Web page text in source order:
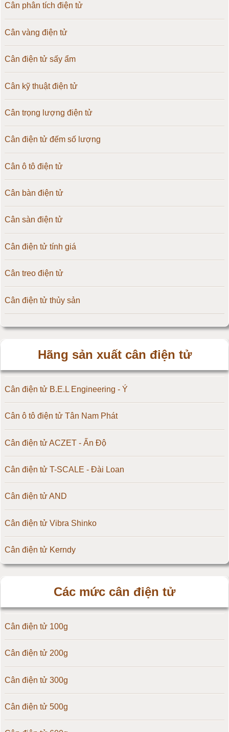
Cân phân tích điện tử
Cân vàng điện tử
Cân điện tử sấy ẩm
Cân kỹ thuật điện tử
Cân trọng lượng điện tử
Cân điện tử đếm số lượng
Cân ô tô điện tử
Cân bàn điện tử
Cân sàn điện tử
Cân điện tử tính giá
Cân treo điện tử
Cân điện tử thủy sản
Hãng sản xuất cân điện tử
Cân điện tử B.E.L Engineering - Ý
Cân ô tô điện tử Tân Nam Phát
Cân điện tử ACZET - Ấn Độ
Cân điện tử T-SCALE - Đài Loan
Cân điện tử AND
Cân điện tử Vibra Shinko
Cân điện tử Kerndy
Cân điện tử OCS
Cân điện tử Digi
Cân điện tử TNP Scacle
Cân điện tử CAS Hàn Quốc
Các mức cân điện tử
Cân điện tử 100g
Cân điện tử 200g
Cân điện tử 300g
Cân điện tử 500g